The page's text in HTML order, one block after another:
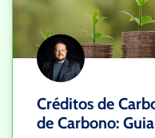
Créditos de
de Carbono: